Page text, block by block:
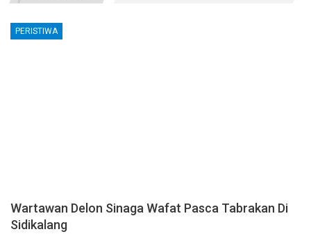
PERISTIWA
Wartawan Delon Sinaga Wafat Pasca Tabrakan Di
Sidikalang